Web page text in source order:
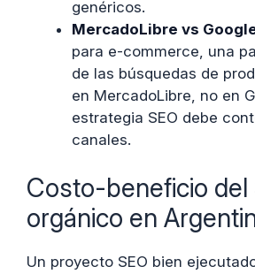
genéricos.
MercadoLibre vs
para e-commerce, una
de las búsquedas de
en MercadoLibre, no en
estrategia SEO debe
canales.
Costo-beneficio del
orgánico en
Un proyecto SEO bien